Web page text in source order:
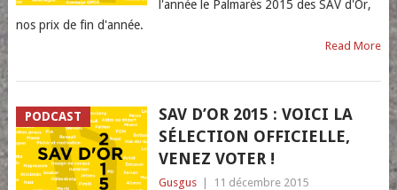
l'année le Palmarès 2015 des SAV d'Or,
nos prix de fin d'année.
Read More
PODCAST
SAV D’OR 2015 : VOICI LA
SÉLECTION OFFICIELLE,
VENEZ VOTER !
Gusgus 11 décembre 2015